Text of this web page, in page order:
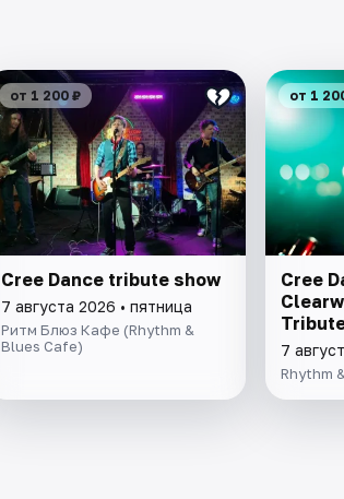
от 1 200 ₽
Cree Dance tribute show
7 августа 2026 • пятница
Ритм Блюз Кафе (Rhythm &
Blues Cafe)
от 1
Cree
7
Rhythm